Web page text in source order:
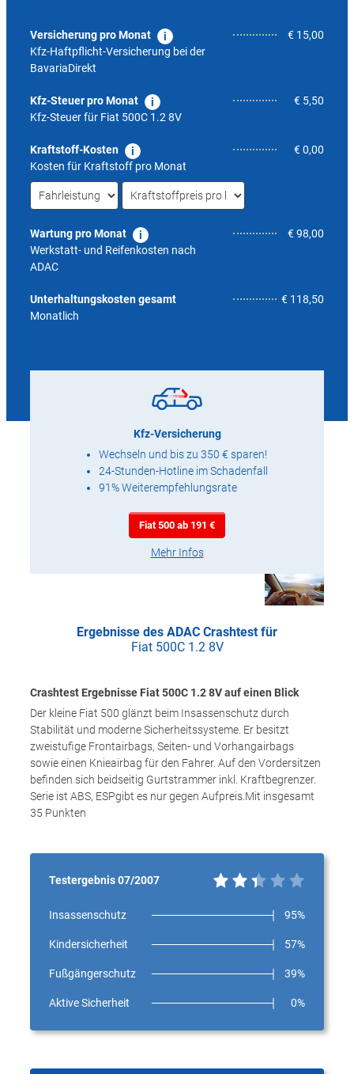
Versicherung pro Monat
Kfz-Haftpflicht-Versicherung bei der
BavariaDirekt
€ 15,00
Kfz-Steuer pro Monat
Kfz-Steuer für Fiat 500C 1.2 8V
€ 5,50
Kraftstoff-Kosten
Kosten für Kraftstoff pro Monat
€ 0,00
Wartung pro Monat
Werkstatt- und Reifenkosten nach
ADAC
€ 98,00
Unterhaltungskosten gesamt
Monatlich
€ 118,50
Kfz-Versicherung
Wechseln und bis zu 350 € sparen!
24-Stunden-Hotline im Schadenfall
91% Weiterempfehlungsrate
Fiat 500 ab 191 €
Mehr Infos
Ergebnisse des ADAC Crashtest für
Fiat 500C 1.2 8V
Crashtest Ergebnisse Fiat 500C 1.2 8V auf einen Blick
Der kleine Fiat 500 glänzt beim Insassenschutz durch
Stabilität und moderne Sicherheitssysteme. Er besitzt
zweistufige Frontairbags, Seiten- und Vorhangairbags
sowie einen Knieairbag für den Fahrer. Auf den Vordersitzen
befinden sich beidseitig Gurtstrammer inkl. Kraftbegrenzer.
Serie ist ABS, ESPgibt es nur gegen Aufpreis.Mit insgesamt
35 Punkten
Testergebnis 07/2007
Insassenschutz 95%
Kindersicherheit 57%
Fußgängerschutz 39%
Aktive Sicherheit 0%